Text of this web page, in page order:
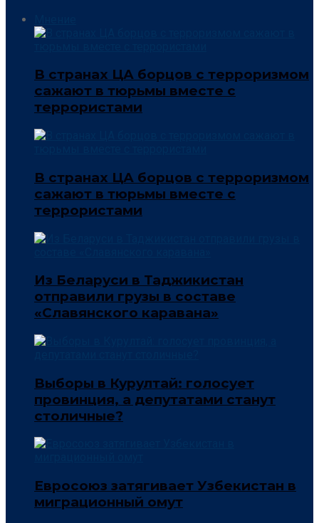
В странах ЦА борцов с терроризмом
сажают в тюрьмы вместе с
террористами
В странах ЦА борцов с терроризмом
сажают в тюрьмы вместе с
террористами
Из Беларуси в Таджикистан
отправили грузы в составе
«Славянского каравана»
Выборы в Курултай: голосует
провинция, а депутатами станут
столичные?
Евросоюз затягивает Узбекистан в
миграционный омут